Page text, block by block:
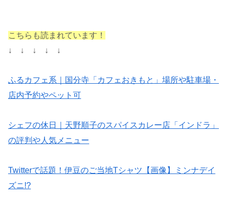
こちらも読まれています！
↓ ↓ ↓ ↓ ↓
ふるカフェ系｜国分寺「カフェおきもと」場所や駐車場・
店内予約やペット可
シェフの休日｜天野順子のスパイスカレー店「インドラ」
の評判や人気メニュー
Twitterで話題！伊豆のご当地Tシャツ【画像】ミンナデイ
ズニ!?